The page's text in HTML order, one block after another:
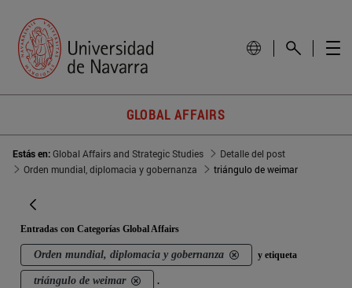
GLOBAL AFFAIRS
Estás en:Global Affairs and Strategic Studies
Detalle del post
Orden mundial, diplomacia y gobernanza
triángulo de weimar
Entradas con Categorías Global Affairs
Orden mundial, diplomacia y gobernanza y etiqueta
triángulo de weimar .